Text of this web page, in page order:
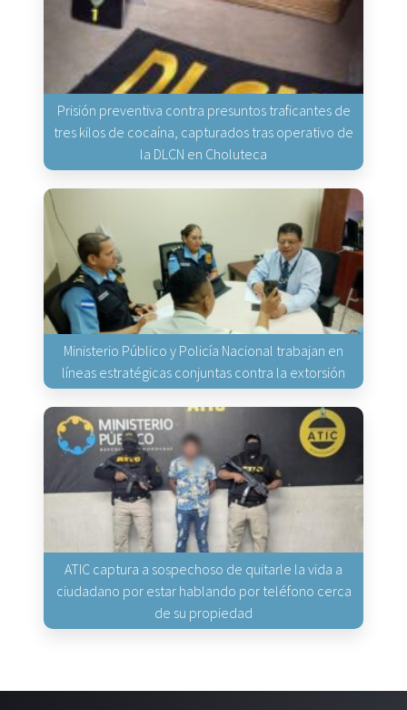
Prisión preventiva contra presuntos traficantes de
tres kilos de cocaína, capturados tras operativo de
la DLCN en Choluteca
Ministerio Público y Policía Nacional trabajan en
líneas estratégicas conjuntas contra la extorsión
ATIC captura a sospechoso de quitarle la vida a
ciudadano por estar hablando por teléfono cerca
de su propiedad